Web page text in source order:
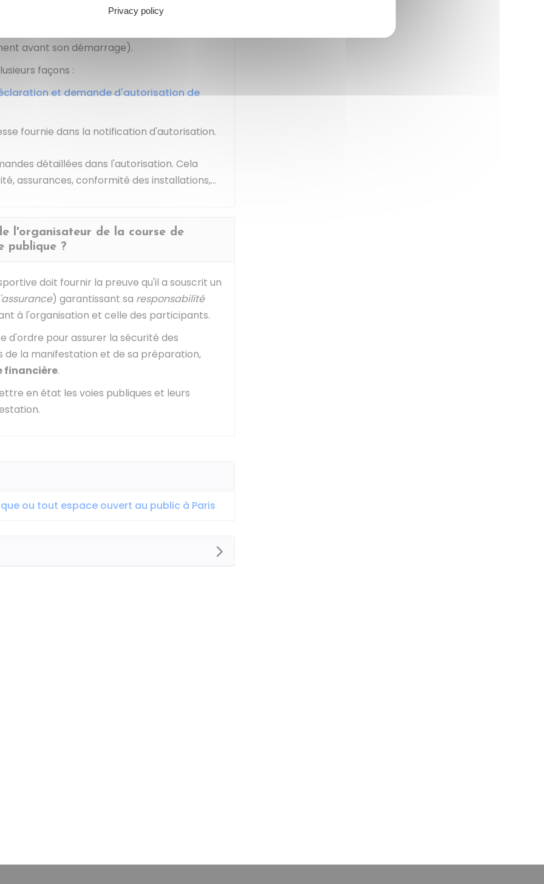
dans leur autorisation à quel
(exemple : dans un délai de 48 heures
avant son démarrage).
façons :
et demande d'autorisation de
fournie dans la notification d'autorisation.
détaillées dans l'autorisation. Cela
assurances, conformité des installations,...
l'organisateur de la course de
publique ?
doit fournir la preuve qu'il a souscrit un
) garantissant sa responsabilité
à l'organisation et celle des participants.
d'ordre pour assurer la sécurité des
la manifestation et de sa préparation,
financière.
en état les voies publiques et leurs
ou tout espace ouvert au public à Paris
Privacy policy